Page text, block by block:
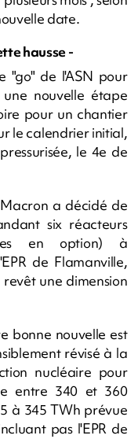
date.
hausse -
"go" de l'ASN pour
nouvelle étape
pour un chantier
le calendrier initial,
le 4e de
a décidé de
six réacteurs
en option) à
de Flamanville,
une dimension
bonne nouvelle est
révisé à la
nucléaire pour
entre 340 et 360
à 345 TWh prévue
pas l'EPR de